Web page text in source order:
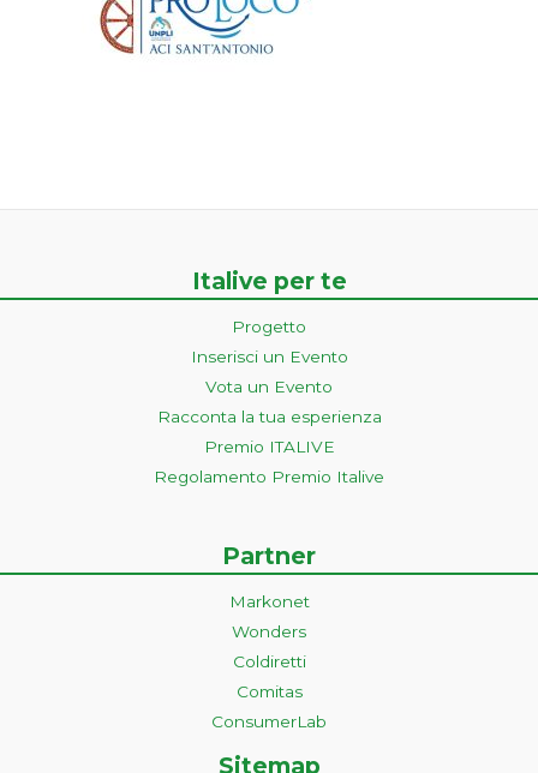
Italive per te
Progetto
Inserisci un Evento
Vota un Evento
Racconta la tua esperienza
Premio ITALIVE
Regolamento Premio Italive
Partner
Markonet
Wonders
Coldiretti
Comitas
ConsumerLab
Sitemap